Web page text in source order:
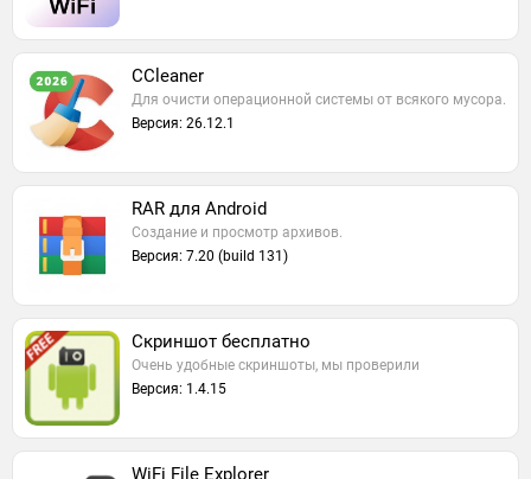
CCleaner
Для очисти операционной системы от всякого мусора.
Версия: 26.12.1
RAR для Android
Создание и просмотр архивов.
Версия: 7.20 (build 131)
Скриншот бесплатно
Очень удобные скриншоты, мы проверили
Версия: 1.4.15
WiFi File Explorer